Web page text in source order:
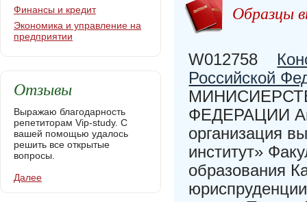
Образцы
W012758
Российской
ФЕДЕРАЦИИ
организация
институт»
образования
Финансы и кредит
Экономика и управление на
предприятии
Отзывы
Выражаю благодарность
репетиторам Vip-study. С
вашей помощью удалось
решить все открытые
вопросы.
Далее